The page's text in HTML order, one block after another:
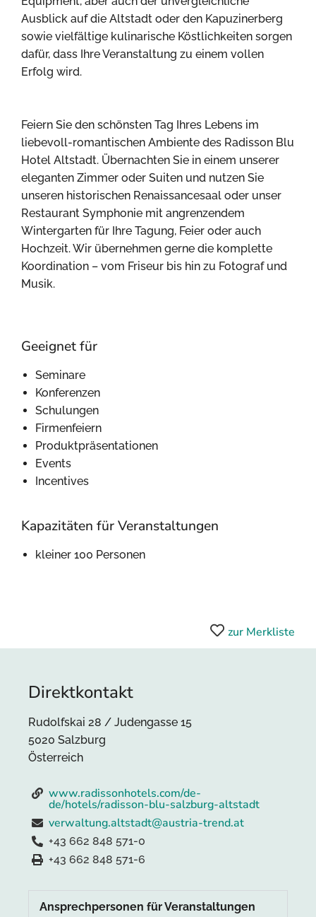
Ausblick auf die Altstadt oder den Kapuzinerberg
sowie vielfältige kulinarische Köstlichkeiten sorgen
dafür, dass Ihre Veranstaltung zu einem vollen
Erfolg wird.
Feiern Sie den schönsten Tag Ihres Lebens im
liebevoll-romantischen Ambiente des Radisson Blu
Hotel Altstadt. Übernachten Sie in einem unserer
eleganten Zimmer oder Suiten und nutzen Sie
unseren historischen Renaissancesaal oder unser
Restaurant Symphonie mit angrenzendem
Wintergarten für Ihre Tagung, Feier oder auch
Hochzeit. Wir übernehmen gerne die komplette
Koordination – vom Friseur bis hin zu Fotograf und
Musik.
Geeignet für
Seminare
Konferenzen
Schulungen
Firmenfeiern
Produktpräsentationen
Events
Incentives
Kapazitäten für Veranstaltungen
kleiner 100 Personen
zur Merkliste
Direktkontakt
Rudolfskai 28 / Judengasse 15
5020 Salzburg
Österreich
www.radissonhotels.com/de-
de/hotels/radisson-blu-salzburg-altstadt
verwaltung.altstadt@austria-trend.at
+43 662 848 571-0
+43 662 848 571-6
Ansprechpersonen für Veranstaltungen